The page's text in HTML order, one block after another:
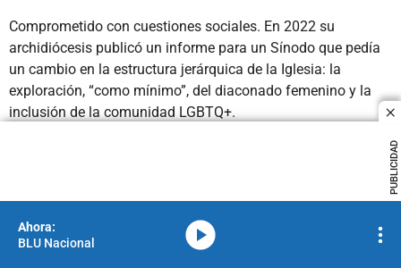
PUBLICIDAD
Comprometido con cuestiones sociales. En 2022 su
archidiócesis publicó un informe para un Sínodo que pedía
un cambio en la estructura jerárquica de la Iglesia: la
exploración, “como mínimo”, del diaconado femenino y la
inclusión de la comunidad LGBTQ+.
BLU Nacional